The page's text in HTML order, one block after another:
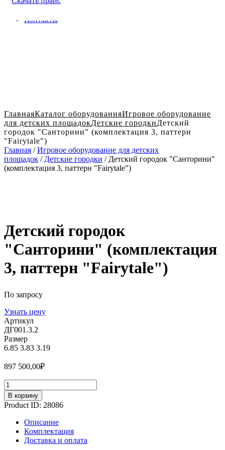
Контакты
ГлавнаяКаталог оборудованияИгровое оборудование
для детских площадокДетские городкиДетский
городок "Санторини" (комплектация 3, паттерн
"Fairytale")
Главная /Игровое оборудование для детских
площадок / Детские городки / Детский городок "Санторини"
(комплектация 3, паттерн "Fairytale")
Детский городок
"Санторини" (комплектация
3, паттерн "Fairytale")
По запросу
Узнать цену
Артикул
ДГ001.3.2
Размер
6.85 3.83 3.19
897 500,00₽
Количество
В корзину
Product ID: 28086
Описание
Комплектация
Доставка и оплата